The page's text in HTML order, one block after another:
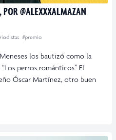
POR @ALEXXXALMAZAN
#premio
los bautizó como la
perros románticos”. El
Óscar Martínez, otro buen